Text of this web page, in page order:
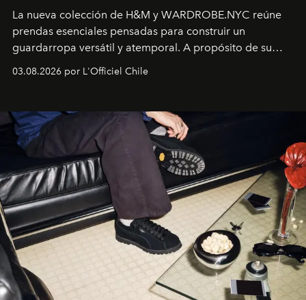
La nueva colección de H&M y WARDROBE.NYC reúne
prendas esenciales pensadas para construir un
guardarropa versátil y atemporal. A propósito de su
lanzamiento, los fundadores de la firma neoyorquina y
la asesora creativa y jefa de diseño global de la marca
y la filosofía detrás de la propuesta.
03.08.2026 por L'Officiel Chile